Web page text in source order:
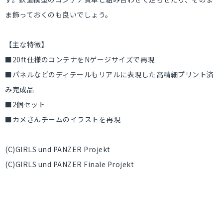
ま飾っておくのも良いでしょう。
【主な特徴】
■20ft仕様のコンテナをNゲージサイズで再現
■パネルなどのディテールもリアルに表現した高精細プリント済
み完成品
■2個セット
■カメさんチームのイラストを再現
(C)GIRLS und PANZER Projekt
(C)GIRLS und PANZER Finale Projekt